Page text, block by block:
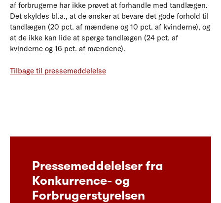
af forbrugerne har ikke prøvet at forhandle med tandlægen.
Det skyldes bl.a., at de ønsker at bevare det gode forhold til
tandlægen (20 pct. af mændene og 10 pct. af kvinderne), og
at de ikke kan lide at spørge tandlægen (24 pct. af
kvinderne og 16 pct. af mændene).
Tilbage til pressemeddelelse
Pressemeddelelser fra
Konkurrence- og
Forbrugerstyrelsen